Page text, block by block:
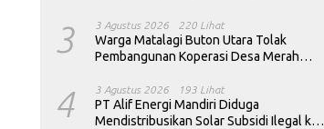
3 3 Agustus 2026 220 Lihat
Warga Matalagi Buton Utara Tolak
Pembangunan Koperasi Desa Merah
4 3 Agustus 2026 193 Lihat
PT Alif Energi Mandiri Diduga
Mendistribusikan Solar Subsidi Ilegal ke